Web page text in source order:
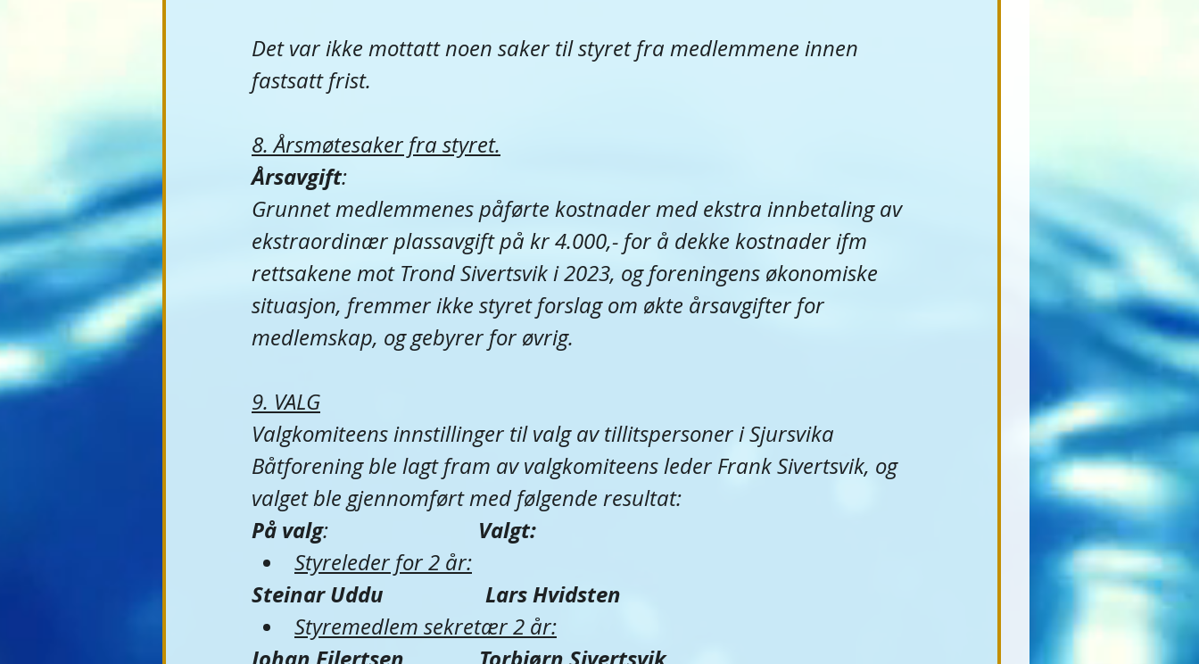
Det var ikke mottatt noen saker til styret fra medlemmene innen
fastsatt frist.
8. Årsmøtesaker fra styret.
Årsavgift​:
Grunnet medlemmenes påførte kostnader med ekstra innbetaling av
ekstraordinær plassavgift på kr 4.000,- for å dekke kostnader ifm
rettsakene mot Trond Sivertsvik i 2023, og foreningens økonomiske
situasjon, fremmer ikke styret forslag om økte årsavgifter for
medlemskap, og gebyrer for øvrig.
9. VALG
Valgkomiteens innstillinger til valg av tillitspersoner i Sjursvika
Båtforening ble lagt fram av valgkomiteens leder Frank Sivertsvik, og
valget ble gjennomført med følgende resultat:​​​
På valg:​​ Valgt:
Styreleder for 2 år:
Steinar Uddu​          ​         Lars Hvidsten
Styremedlem sekretær 2 år: